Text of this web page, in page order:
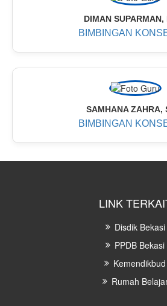
DIMAN SUPARMAN,
BIMBINGAN
SAMHANA ZAHRA,
BIMBINGAN
LINK
Disdik Bekasi
PPDB Bekasi
Kemendikbud
Rumah